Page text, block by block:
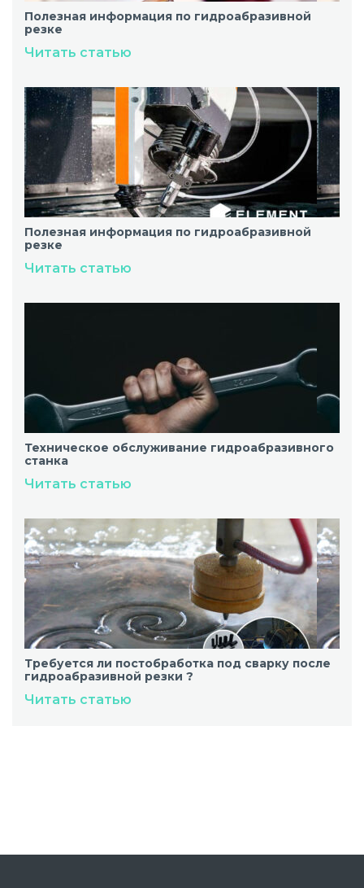
Полезная информация по гидроабразивной
резке
Читать статью
Полезная информация по гидроабразивной
резке
Читать статью
Техническое обслуживание гидроабразивного
станка
Читать статью
Требуется ли постобработка под сварку после
гидроабразивной резки ?
Читать статью